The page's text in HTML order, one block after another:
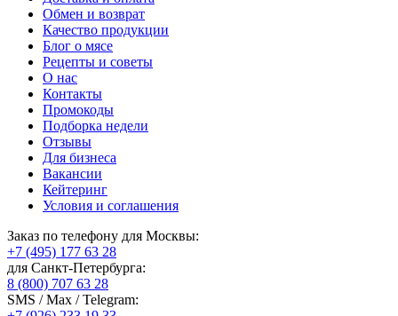
Обмен и возврат
Качество продукции
Блог о мясе
Рецепты и советы
О нас
Контакты
Промокоды
Подборка недели
Отзывы
Для бизнеса
Вакансии
Кейтеринг
Условия и соглашения
Заказ по телефону для Москвы:
+7 (495) 177 63 28
для Санкт-Петербурга:
8 (800) 707 63 28
SMS / Max / Telegram: